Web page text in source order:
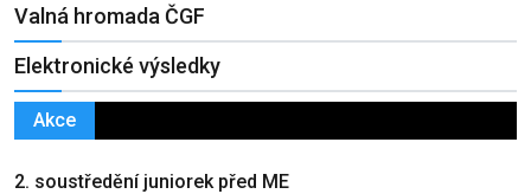
Valná hromada ČGF
Elektronické výsledky
Akce
2. soustředění juniorek před ME